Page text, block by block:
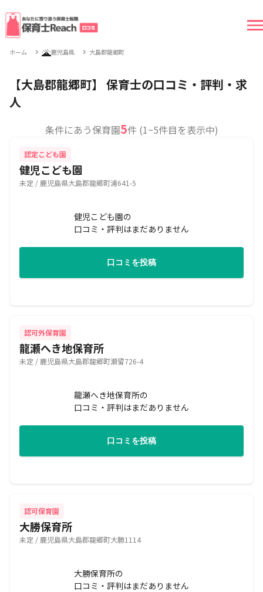
ホーム 🌋鹿児島県 大島郡龍郷町
【大島郡龍郷町】 保育士の口コミ・評判・求
人
条件にあう保育園5件 (1~5件目を表示中)
認定こども園
健児こども園
未定 / 鹿児島県大島郡龍郷町浦641-5
健児こども園の
口コミ・評判はまだありません
口コミを投稿
認可外保育園
龍瀬へき地保育所
未定 / 鹿児島県大島郡龍郷町瀬留726-4
龍瀬へき地保育所の
口コミ・評判はまだありません
口コミを投稿
認可保育園
大勝保育所
未定 / 鹿児島県大島郡龍郷町大勝1114
大勝保育所の
口コミ・評判はまだありません